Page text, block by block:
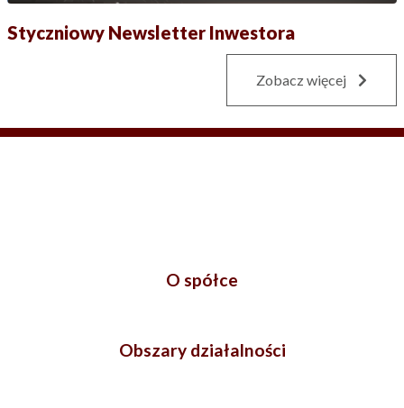
Styczniowy Newsletter Inwestora
Zobacz więcej
O spółce
Obszary działalności